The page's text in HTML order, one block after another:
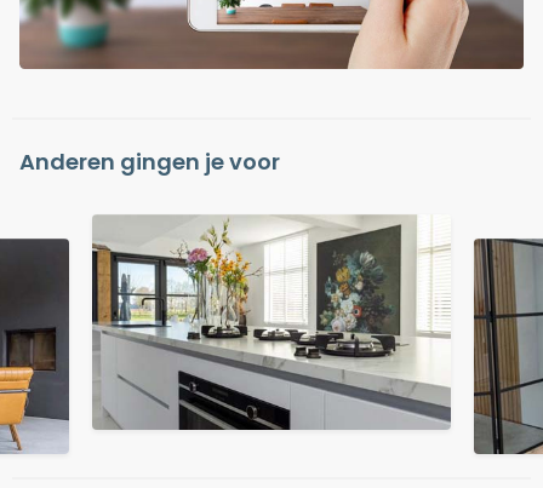
Anderen gingen je voor